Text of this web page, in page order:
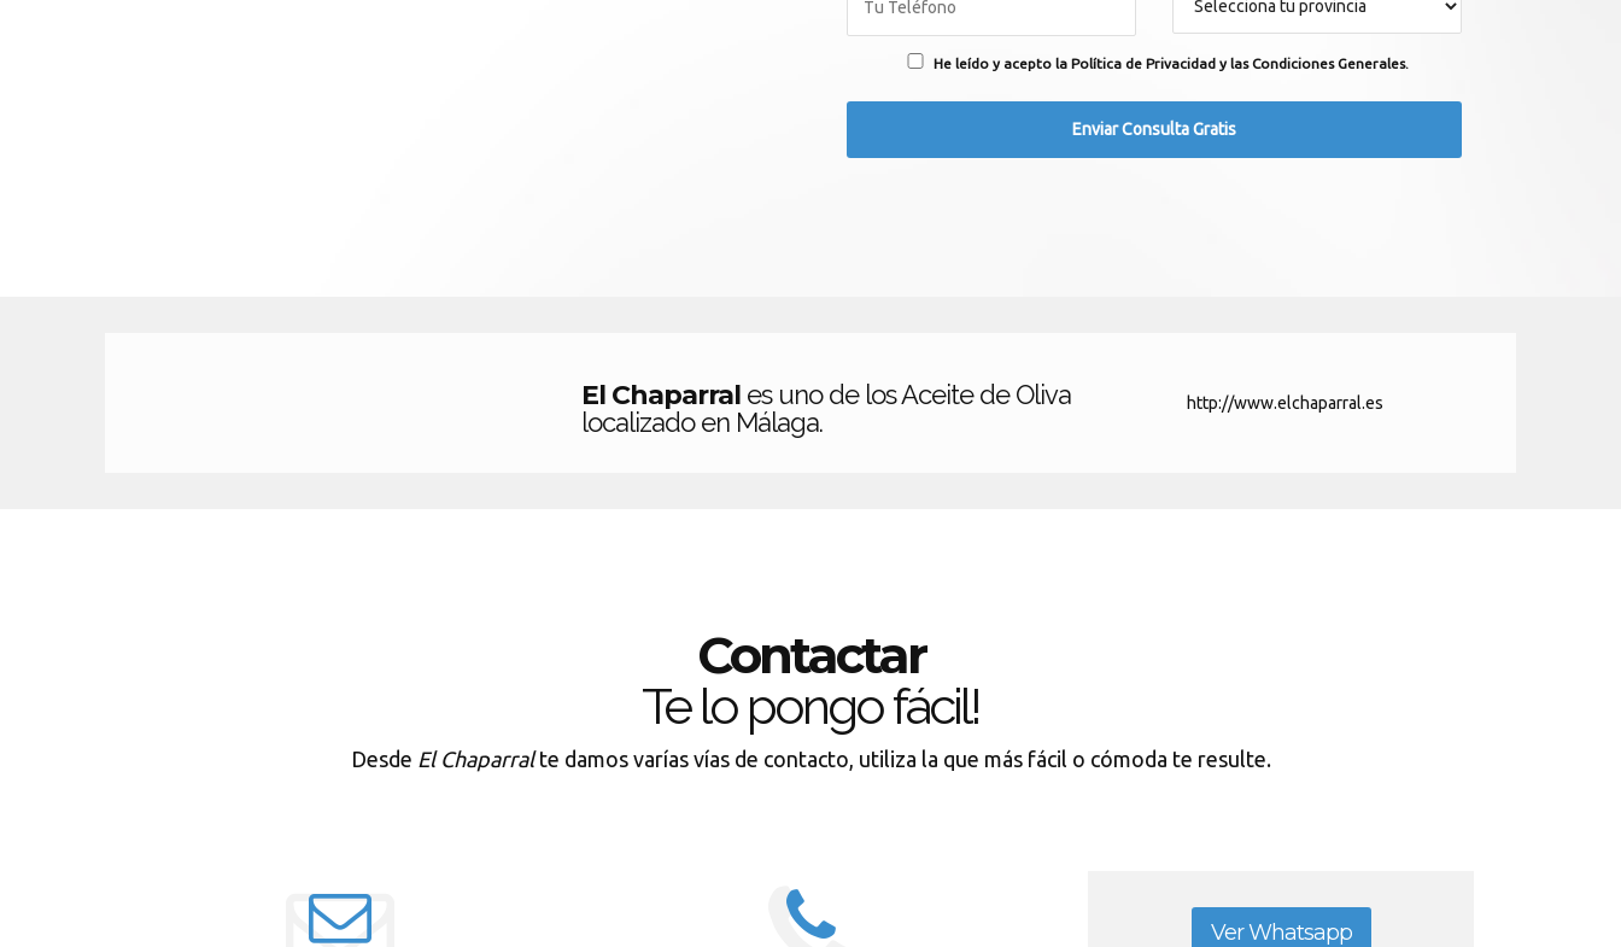
He leído y acepto la Política de Privacidad y las Condiciones Generales.
El Chaparral es uno de los Aceite de Oliva
localizado en Málaga.
http://www.elchaparral.es
Contactar
Te lo pongo fácil!
Desde El Chaparralte damos varías vías de contacto, utiliza la que más fácil o cómoda te resulte.
Ver Whatsapp